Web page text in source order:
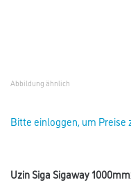
Abbildung ähnlich
Bitte einloggen, um Preise
Uzin Siga Sigaway